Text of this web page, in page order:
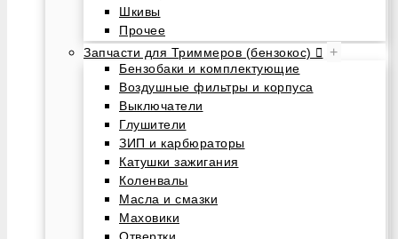
Шкивы
Прочее
Запчасти для Триммеров (бензокос)
+
Бензобаки и комплектующие
Воздушные фильтры и корпуса
Выключатели
Глушители
ЗИП и карбюраторы
Катушки зажигания
Коленвалы
Масла и смазки
Маховики